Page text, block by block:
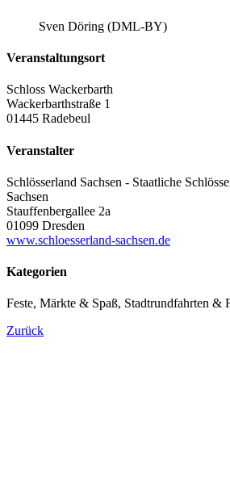
Sven Döring (DML-BY)
Veranstaltungsort
Schloss Wackerbarth
Wackerbarthstraße 1
01445 Radebeul
Veranstalter
Schlösserland Sachsen - Staatliche
Sachsen
Stauffenbergallee 2a
01099 Dresden
www.schloesserland-sachsen.de
Kategorien
Feste, Märkte & Spaß, Stadtrundfahrten &
Zurück